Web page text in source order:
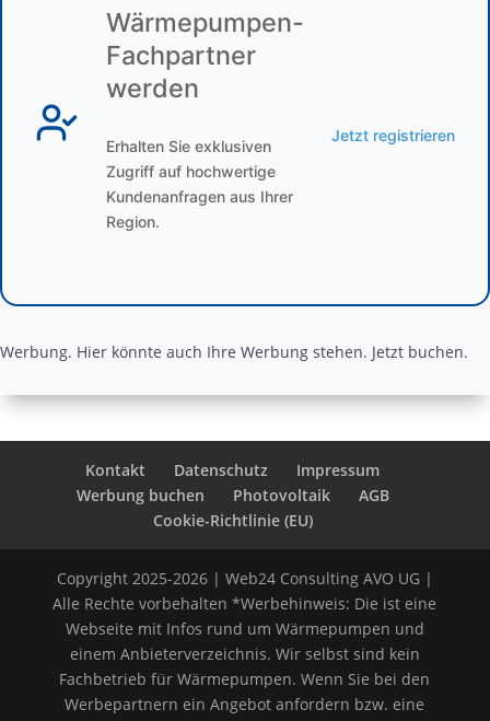
Wärmepumpen-
Fachpartner
werden
Erhalten Sie exklusiven
Zugriff auf hochwertige
Kundenanfragen aus Ihrer
Region.
Jetzt registrieren
Werbung. Hier könnte auch Ihre Werbung stehen. Jetzt buchen.
Kontakt Datenschutz
Impressum
Werbung buchen
Photovoltaik
AGB
Cookie-Richtlinie (EU)
Copyright 2025-2026 | Web24 Consulting AVO UG |
Alle Rechte vorbehalten *Werbehinweis: Die ist eine
Webseite mit Infos rund um Wärmepumpen und
einem Anbieterverzeichnis. Wir selbst sind kein
Fachbetrieb für Wärmepumpen. Wenn Sie bei den
Werbepartnern ein Angebot anfordern bzw. eine